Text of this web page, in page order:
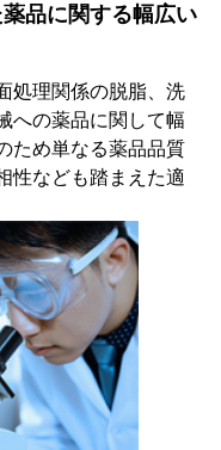
品に関する幅広い
処理関係の脱脂、洗
への薬品に関して幅
ため単なる薬品品質
性なども踏まえた適